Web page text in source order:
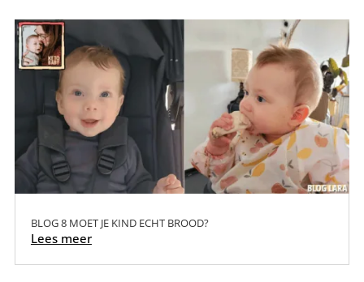
BLOG 8 MOET JE KIND ECHT BROOD?
Lees meer